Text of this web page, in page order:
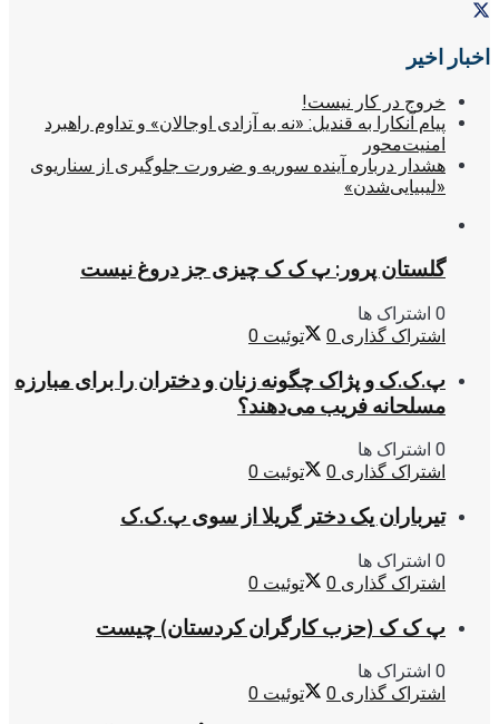
اخبار اخیر
خروج در کار نیست!
پیام آنکارا به قندیل: «نه به آزادی اوجالان» و تداوم راهبرد
امنیت‌محور
هشدار درباره آینده سوریه و ضرورت جلوگیری از سناریوی
«لیبیایی‌شدن»
گلستان پرور: پ ک ک چیزی جز دروغ نیست
0 اشتراک ها
اشتراک گذاری 0 توئیت 0
پ.ک.ک و پژاک چگونه زنان و دختران را برای مبارزه
مسلحانه فریب می‌دهند؟
0 اشتراک ها
اشتراک گذاری 0 توئیت 0
تیرباران یک دختر گریلا از سوی پ.ک.ک
0 اشتراک ها
اشتراک گذاری 0 توئیت 0
پ ک ک (حزب کارگران کردستان) چیست
0 اشتراک ها
اشتراک گذاری 0 توئیت 0